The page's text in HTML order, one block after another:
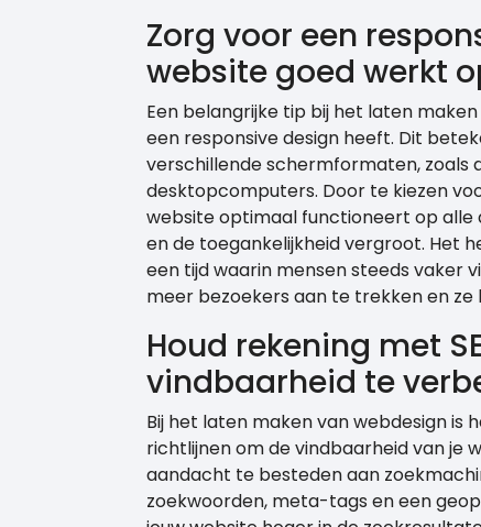
Zorg voor een
website goed werkt
Een belangrijke tip bij het laten
een responsive design heeft. Dit
verschillende schermformaten, zoals
desktopcomputers. Door te kiezen
website optimaal functioneert op
en de toegankelijkheid vergroot. Het
een tijd waarin mensen steeds vaker
meer bezoekers aan te trekken en
Houd rekening met
vindbaarheid te
Bij het laten maken van webdesign is
richtlijnen om de vindbaarheid van je
aandacht te besteden aan
zoekwoorden, meta-tags en een